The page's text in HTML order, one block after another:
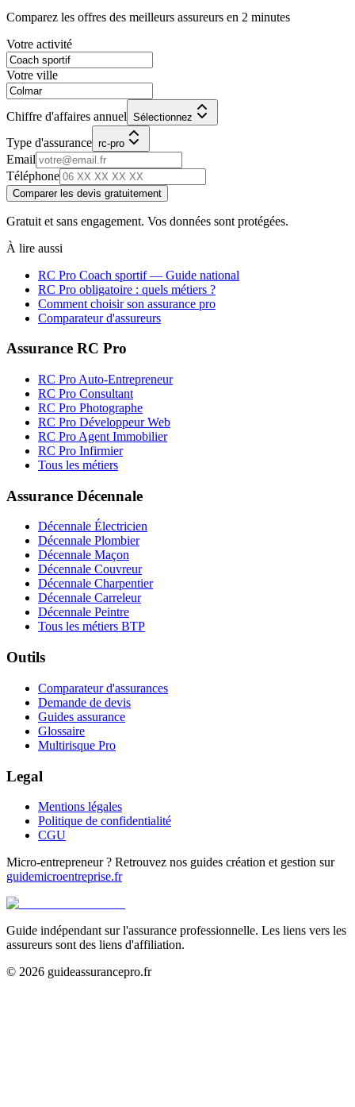
Comparez les offres des meilleurs assureurs en 2 minutes
Votre activité
Votre ville
Chiffre d'affaires annuel Sélectionnez
Type d'assurance rc-pro
Email
Téléphone
Comparer les devis gratuitement
Gratuit et sans engagement. Vos données sont protégées.
À lire aussi
RC Pro Coach sportif— Guide national
RC Pro obligatoire : quels métiers ?
Comment choisir son assurance pro
Comparateur d'assureurs
Assurance RC Pro
RC Pro Auto-Entrepreneur
RC Pro Consultant
RC Pro Photographe
RC Pro Développeur Web
RC Pro Agent Immobilier
RC Pro Infirmier
Tous les métiers
Assurance Décennale
Décennale Électricien
Décennale Plombier
Décennale Maçon
Décennale Couvreur
Décennale Charpentier
Décennale Carreleur
Décennale Peintre
Tous les métiers BTP
Outils
Comparateur d'assurances
Demande de devis
Guides assurance
Glossaire
Multirisque Pro
Legal
Mentions légales
Politique de confidentialité
CGU
Micro-entrepreneur ? Retrouvez nos guides création et gestion sur
guidemicroentreprise.fr
Guide indépendant sur l'assurance professionnelle. Les liens vers les
assureurs sont des liens d'affiliation.
© 2026 guideassurancepro.fr